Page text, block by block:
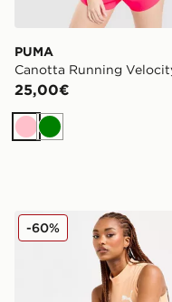
PUMA
Canotta Running
25,00€
RosaVerde
PUMA Top Canotta
-60%